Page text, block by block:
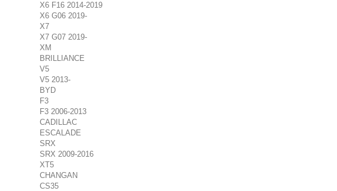
X6 F16 2014-2019
X6 G06 2019-
X7
X7 G07 2019-
XM
BRILLIANCE
V5
V5 2013-
BYD
F3
F3 2006-2013
CADILLAC
ESCALADE
SRX
SRX 2009-2016
XT5
CHANGAN
CS35